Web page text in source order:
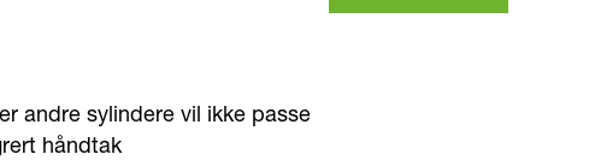
andre sylindere vil ikke passe
håndtak